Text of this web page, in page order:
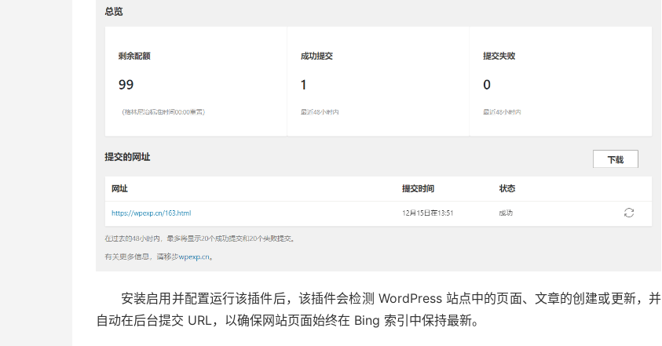
安装启用并配置运行该插件后，该插件会检测 WordPress 站点中的页面、文章的创建或更新，并
自动在后台提交 URL，以确保网站页面始终在 Bing 索引中保持最新。